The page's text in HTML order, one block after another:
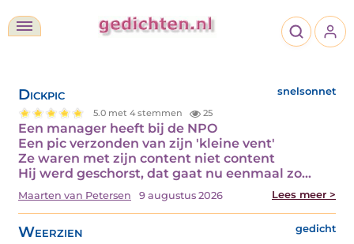
Dickpic snelsonnet
5.0 met 4 stemmen 25
Een manager heeft bij de NPO
Een pic verzonden van zijn 'kleine vent'
Ze waren met zijn content niet content
Hij werd geschorst, dat gaat nu eenmaal zo…
Maarten van Petersen 9 augustus 2026 Lees meer >
Weerzien gedicht